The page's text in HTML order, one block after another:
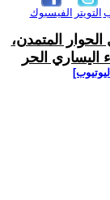
الفيسبوك التويتر
المتمدن،
اليساري الحر